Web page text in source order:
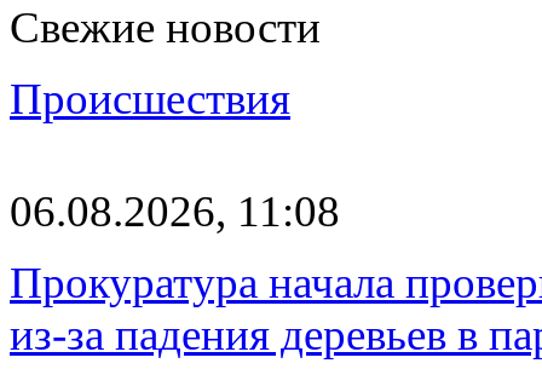
Свежие новости
Происшествия
06.08.2026, 11:08
Прокуратура начала
из-за падения деревьев в